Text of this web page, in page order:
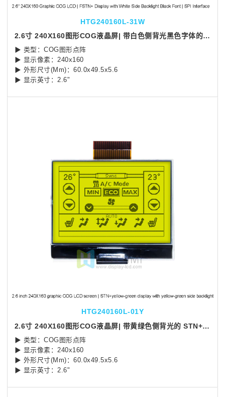
HTG240160L-31W
2.6寸 240X160图形COG液晶屏| 带白色侧背光黑色字体的 FSTN+ 显示屏 | SPI 接口 | Arduino
▶ 类型：COG图形点阵
▶ 显示像素：240x160
▶ 外形尺寸(Mm)：60.0x49.5x5.6
▶ 显示英寸：2.6"
HTG240160L-01Y
2.6寸 240X160图形COG液晶屏| 带黄绿色侧背光的 STN+黄绿显示屏 | SPI 接口 | Arduino
▶ 类型：COG图形点阵
▶ 显示像素：240x160
▶ 外形尺寸(Mm)：60.0x49.5x5.6
▶ 显示英寸：2.6"